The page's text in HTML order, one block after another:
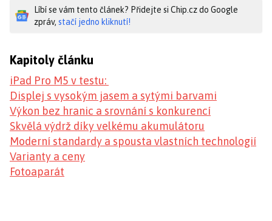
Líbí se vám tento článek? Přidejte si Chip.cz do Google
zpráv, stačí jedno kliknutí!
Kapitoly článku
iPad Pro M5 v testu:
Displej s vysokým jasem a sytými barvami
Výkon bez hranic a srovnání s konkurencí
Skvělá výdrž díky velkému akumulátoru
Moderní standardy a spousta vlastních technologií
Varianty a ceny
Fotoaparát